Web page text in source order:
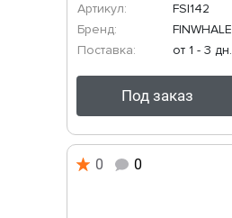
Артикул:
FSI142
Бренд:
FINWHALE
Поставка:
от 1 - 3 дн.
Под заказ
0 0